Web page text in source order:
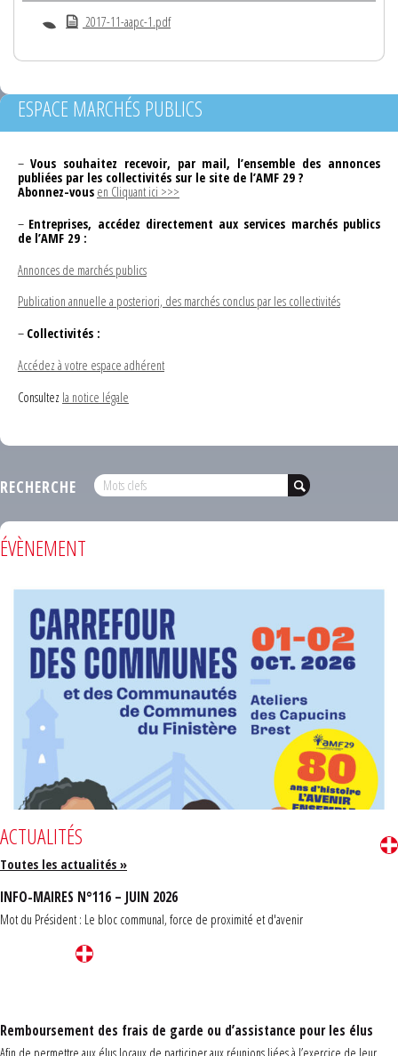
2017-11-aapc-1.pdf
ESPACE MARCHÉS PUBLICS
– Vous souhaitez recevoir, par mail, l’ensemble des annonces
publiées par les collectivités sur le site de l’AMF 29 ?
Abonnez-vous en Cliquant ici >>>
– Entreprises, accédez directement aux services marchés publics
de l’AMF 29 :
Annonces de marchés publics
Publication annuelle a posteriori, des marchés conclus par les collectivités
– Collectivités :
Accédez à votre espace adhérent
Consultez la notice légale
RECHERCHE
ÉVÈNEMENT
ACTUALITÉS
Toutes les actualités »
INFO-MAIRES N°116 – JUIN 2026
Mot du Président : Le bloc communal, force de proximité et d'avenir
Remboursement des frais de garde ou d’assistance pour les élus